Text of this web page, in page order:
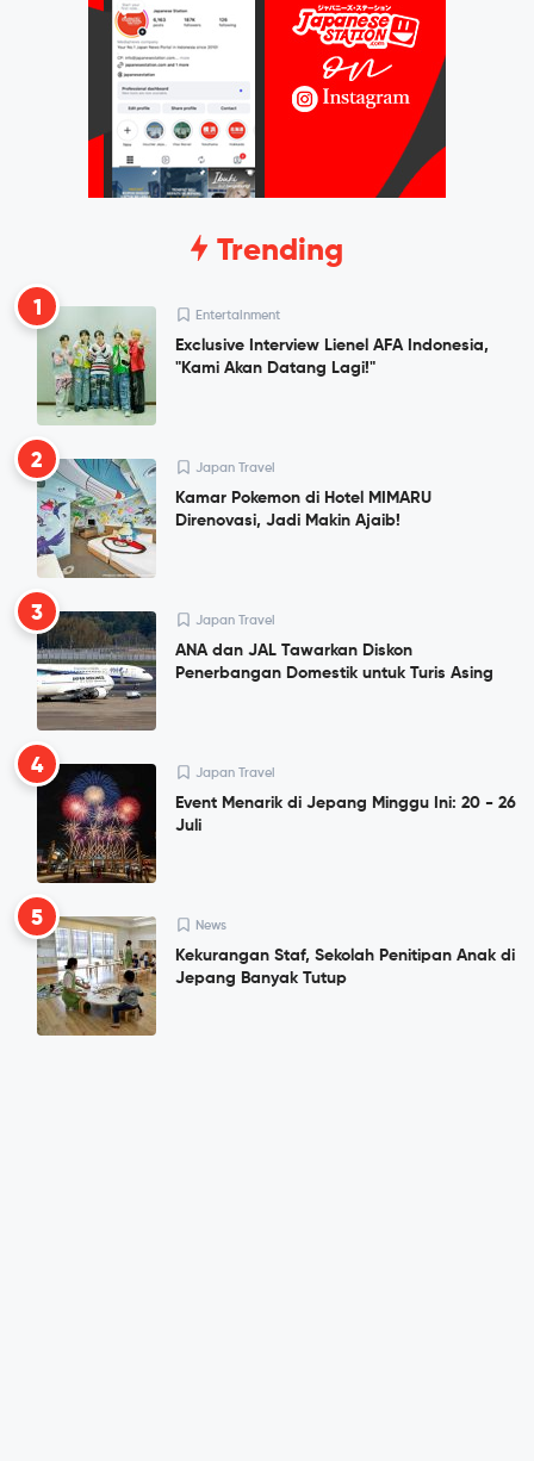
Trending
1 Entertainment
Exclusive Interview Lienel AFA Indonesia,
"Kami Akan Datang Lagi!"
2 Japan Travel
Kamar Pokemon di Hotel MIMARU
Direnovasi, Jadi Makin Ajaib!
3 Japan Travel
ANA dan JAL Tawarkan Diskon
Penerbangan Domestik untuk Turis Asing
4 Japan Travel
Event Menarik di Jepang Minggu Ini: 20 - 26
Juli
5 News
Kekurangan Staf, Sekolah Penitipan Anak di
Jepang Banyak Tutup